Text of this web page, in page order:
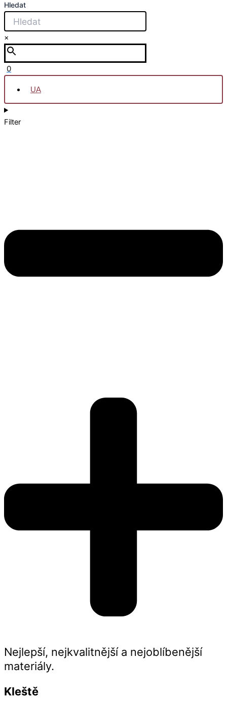
Hledat
×
0
UA
Filter
Nejlepší, nejkvalitnější a nejoblíbenější
materiály.
Kleště